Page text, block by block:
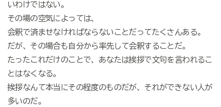
いわけではない。
その場の空気によっては、
会釈で済ませなければならないことだってたくさんある。
だが、その場合も自分から率先して会釈することだ。
たったこれだけのことで、あなたは挨拶で文句を言われるこ
とはなくなる。
挨拶なんて本当にその程度のものだが、それができない人が
多いのだ。